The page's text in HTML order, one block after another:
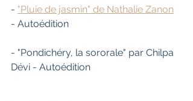
- "Pluie de jasmin" de Nathalie Zanon
- Autoédition
- "Pondichéry, la sororale" par Chilpa
Dévi - Autoédition